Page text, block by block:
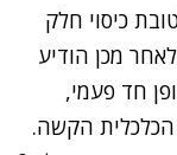
כיסוי חלק
מכן הודיע
חד פעמי,
הכלכלית הקשה.